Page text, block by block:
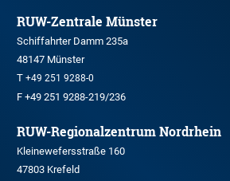
RUW-Zentrale Münster
Schiffahrter Damm 235a
48147 Münster
T +49 251 9288-0
F +49 251 9288-219/236
RUW-Regionalzentrum Nordrhein
Kleinewefersstraße 160
47803 Krefeld